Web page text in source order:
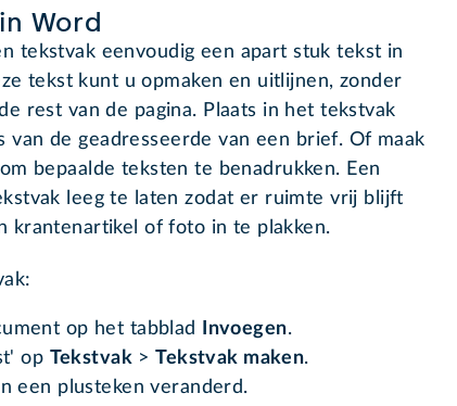
Word
tekstvak eenvoudig een apart stuk tekst in
tekst kunt u opmaken en uitlijnen, zonder
rest van de pagina. Plaats in het tekstvak
van de geadresseerde van een brief. Of maak
bepaalde teksten te benadrukken. Een
leeg te laten zodat er ruimte vrij blijft
krantenartikel of foto in te plakken.
op het tabblad Invoegen.
op Tekstvak >Tekstvak maken.
een plusteken veranderd.